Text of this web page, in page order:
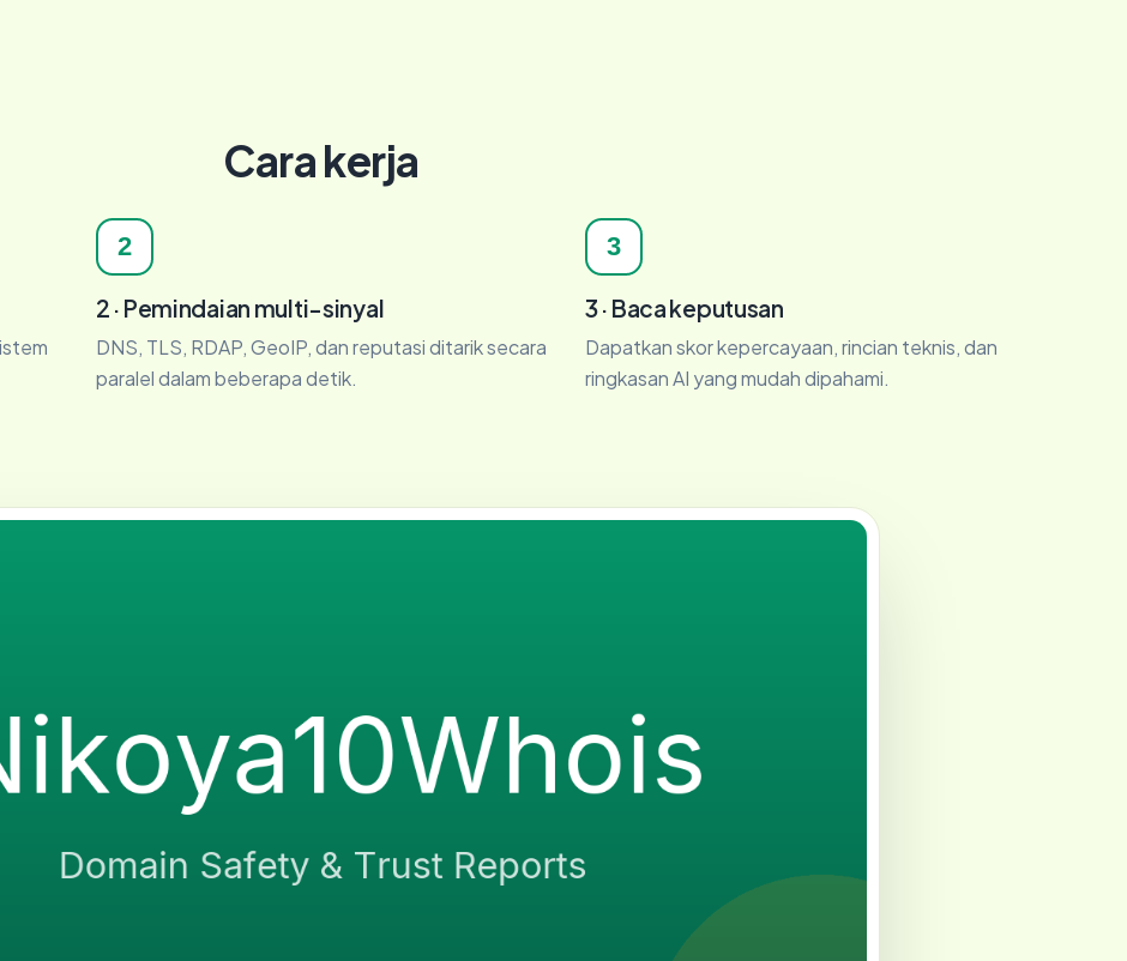
Cara kerja
2
2 · Pemindaian multi-sinyal
DNS, TLS, RDAP, GeoIP, dan reputasi ditarik secara
paralel dalam beberapa detik.
3
3 · Baca keputusan
Dapatkan skor kepercayaan, rincian teknis, dan
ringkasan AI yang mudah dipahami.